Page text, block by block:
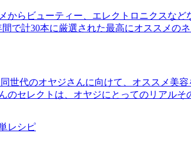
からビューティー、エレクトロニクスな
で計30本に厳選された最高にオススメの
世代のオヤジさんに向けて、オススメ美
のセレクトは、オヤジにとってのリアルそ
レシピ